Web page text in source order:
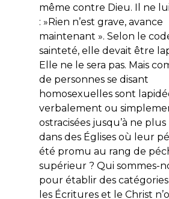
même contre Dieu. Il ne
: »Rien n’est grave, avance
maintenant ». Selon le
sainteté, elle devait être
Elle ne le sera pas. Mais
de personnes se disant
homosexuelles sont
verbalement ou
ostracisées jusqu’à ne
dans des Églises où leur
été promu au rang de
supérieur ? Qui sommes-
pour établir des
les Écritures et le Christ